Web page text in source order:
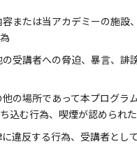
または当アカデミーの施
受講者への脅迫、暴言、
の場所であって本プログ
込む行為、喫煙が認められ
違反する行為、受講者とし